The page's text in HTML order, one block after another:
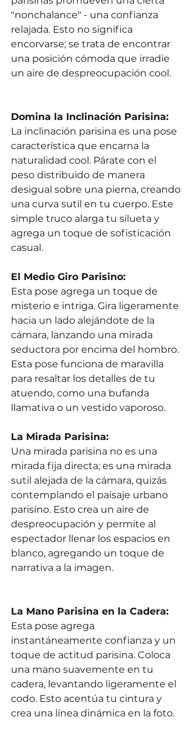
"nonchalance" - una confianza
relajada. Esto no significa
encorvarse; se trata de encontrar
una posición cómoda que irradie
un aire de despreocupación cool.
Domina la Inclinación Parisina:
La inclinación parisina es una pose
característica que encarna la
naturalidad cool. Párate con el
peso distribuido de manera
desigual sobre una pierna, creando
una curva sutil en tu cuerpo. Este
simple truco alarga tu silueta y
agrega un toque de sofisticación
casual.
El Medio Giro Parisino:
Esta pose agrega un toque de
misterio e intriga. Gira ligeramente
hacia un lado alejándote de la
cámara, lanzando una mirada
seductora por encima del hombro.
Esta pose funciona de maravilla
para resaltar los detalles de tu
atuendo, como una bufanda
llamativa o un vestido vaporoso.
La Mirada Parisina:
Una mirada parisina no es una
mirada fija directa; es una mirada
sutil alejada de la cámara, quizás
contemplando el paisaje urbano
parisino. Esto crea un aire de
despreocupación y permite al
espectador llenar los espacios en
blanco, agregando un toque de
narrativa a la imagen.
La Mano Parisina en la Cadera:
Esta pose agrega
instantáneamente confianza y un
toque de actitud parisina. Coloca
una mano suavemente en tu
cadera, levantando ligeramente el
codo. Esto acentúa tu cintura y
crea una línea dinámica en la foto.